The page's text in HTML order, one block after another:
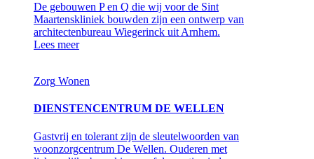
De gebouwen P en Q die wij voor de Sint
Maartenskliniek bouwden zijn een ontwerp van
architectenbureau Wiegerinck uit Arnhem.
Lees meer
Zorg Wonen
DIENSTENCENTRUM DE WELLEN
Gastvrij en tolerant zijn de sleutelwoorden van
woonzorgcentrum De Wellen. Ouderen met